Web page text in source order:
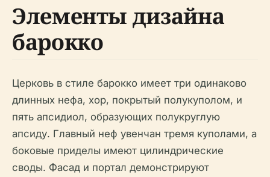
Элементы дизайна
барокко
Церковь в стиле барокко имеет три одинаково
длинных нефа, хор, покрытый полукуполом, и
пять апсидиол, образующих полукруглую
апсиду. Главный неф увенчан тремя куполами, а
боковые приделы имеют цилиндрические
своды. Фасад и портал демонстрируют